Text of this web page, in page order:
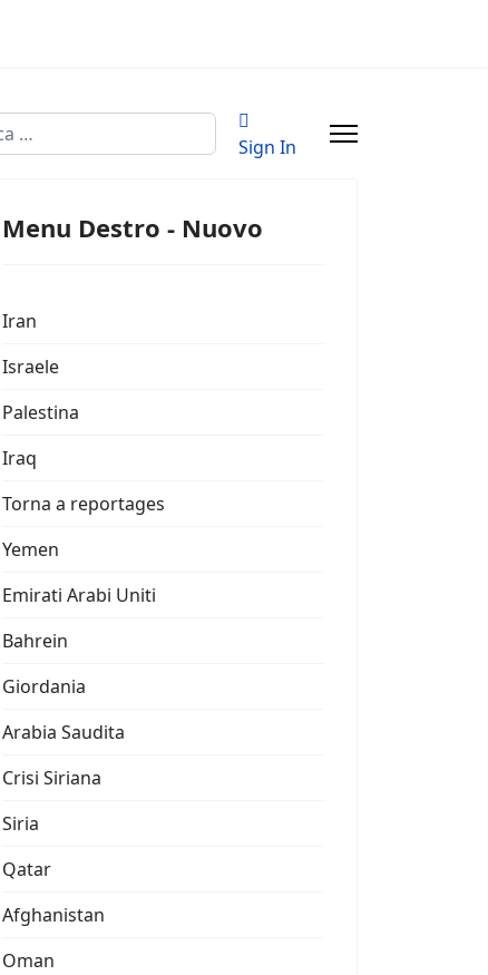
Sign In
Menu Destro - Nuovo
Iran
Israele
Palestina
Iraq
Torna a reportages
Yemen
Emirati Arabi Uniti
Bahrein
Giordania
Arabia Saudita
Crisi Siriana
Siria
Qatar
Afghanistan
Oman